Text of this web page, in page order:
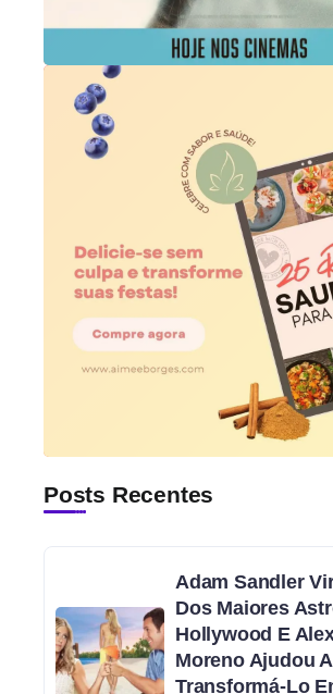
Posts Recentes
Adam Sandler
Dos Maiores
Hollywood E
Moreno Ajudou A
Transformá-Lo